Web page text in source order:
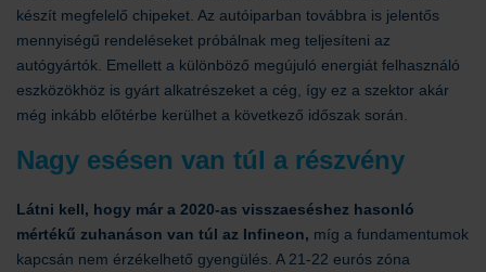
készít megfelelő chipeket. Az autóiparban továbbra is jelentős
mennyiségű rendeléseket próbálnak meg teljesíteni az
autógyártók. Emellett a különböző megújuló energiát felhasználó
eszközökhöz is gyárt alkatrészeket a cég, így ez a szektor akár
még inkább előtérbe kerülhet a következő időszak során.
Nagy esésen van túl a részvény
Látni kell, hogy már a 2020-as visszaeséshez hasonló
mértékű zuhanáson van túl az Infineon, míg a fundamentumok
kapcsán nem érzékelhető gyengülés. A 21-22 eurós zóna